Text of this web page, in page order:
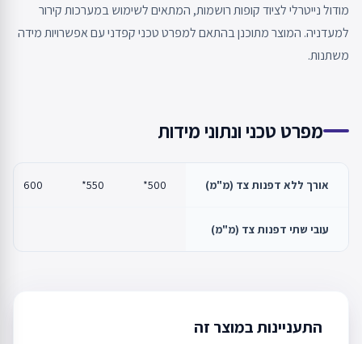
מודול נייטרלי לציוד קופות רושמות, המתאים לשימוש במערכות קירור
למעדניה. המוצר מתוכנן בהתאם למפרט טכני קפדני עם אפשרויות מידה
משתנות.
מפרט טכני ונתוני מידות
אורך ללא דפנות צד (מ"מ) 500*
550*
600
עובי שתי דפנות צד (מ"מ)
התעניינות במוצר זה